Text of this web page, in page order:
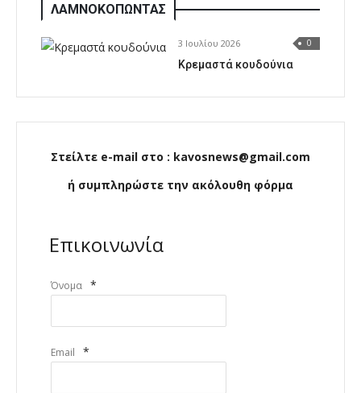
ΛΑΜΝΟΚΟΠΩΝΤΑΣ
3 Ιουλίου 2026 0
Κρεμαστά κουδούνια
Στείλτε e-mail στο : kavosnews@gmail.com
ή συμπληρώστε την ακόλουθη φόρμα
Επικοινωνία
Όνομα *
Email *